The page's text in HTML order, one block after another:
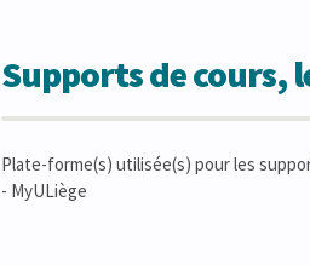
Supports de cours,
Plate-forme(s) utilisée(s) pour les
- MyULiège